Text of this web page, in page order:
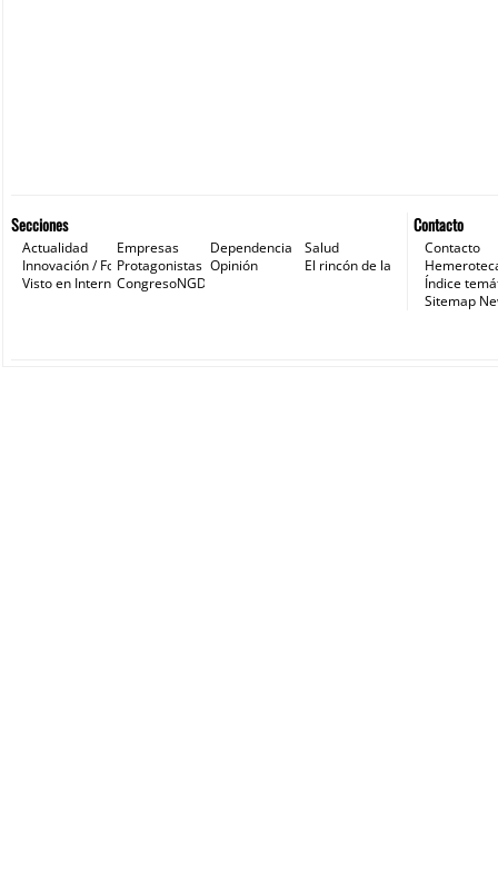
Contacto
Contacto
Índice
Sitemap
Secciones
Actualidad Empresas Dependencia
Salud
Innovación / Formación
Protagonistas Opinión
El rincón de la ONG
Visto en InternetCongresoNGD